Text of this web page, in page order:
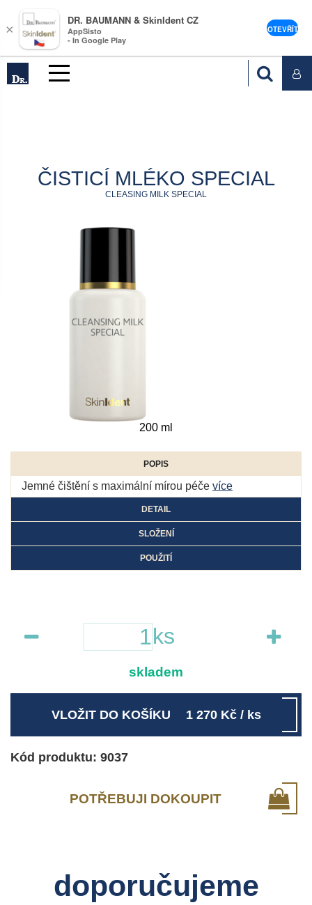
ČISTICÍ MLÉKO SPECIAL
CLEASING MILK SPECIAL
200 ml
POPIS
Jemné čištění s maximální mírou péče více
DETAIL
SLOŽENÍ
POUŽITÍ
Kód produktu: 9037
POTŘEBUJI DOKOUPIT
ks
skladem
VLOŽIT DO KOŠÍKU 1 270 Kč/ ks
doporučujeme
×
DR. BAUMANN & SkinIdent CZ
AppSisto
- In Google Play
OTEVŘÍT